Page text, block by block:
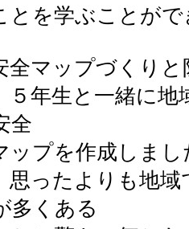
学ぶことがで
マップづくりと
と一緒に地域
全
を作成しまし
よりも地域で
多くある